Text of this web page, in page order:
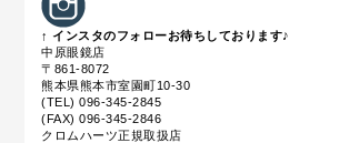
↑ インスタのフォローお待ちしております♪
中原眼鏡店
〒861-8072
熊本県熊本市室園町10-30
(TEL) 096-345-2845
(FAX) 096-345-2846
クロムハーツ正規取扱店